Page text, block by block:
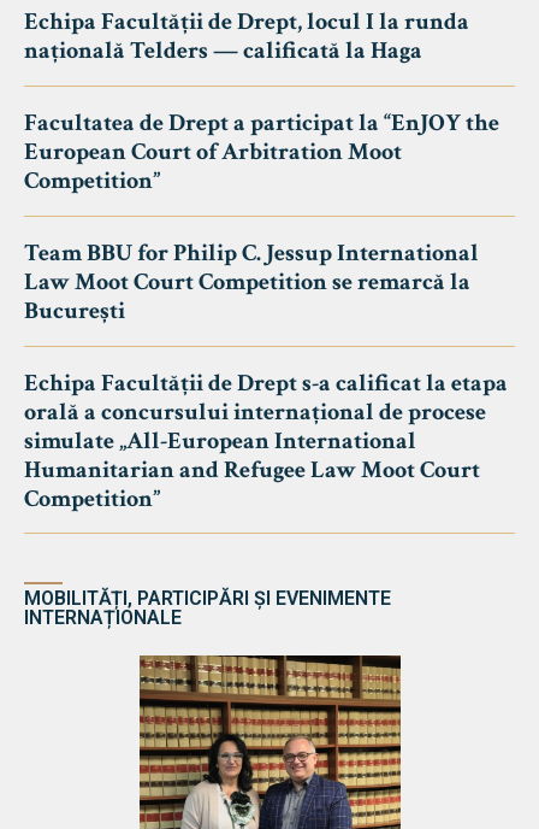
Echipa Facultății de Drept, locul I la runda
națională Telders — calificată la Haga
Facultatea de Drept a participat la “EnJOY the
European Court of Arbitration Moot
Competition”
Team BBU for Philip C. Jessup International
Law Moot Court Competition se remarcă la
București
Echipa Facultății de Drept s-a calificat la etapa
orală a concursului internațional de procese
simulate „All-European International
Humanitarian and Refugee Law Moot Court
Competition”
MOBILITĂȚI, PARTICIPĂRI ȘI EVENIMENTE
INTERNAȚIONALE